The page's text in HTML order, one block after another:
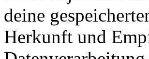
deine
Herkunft und